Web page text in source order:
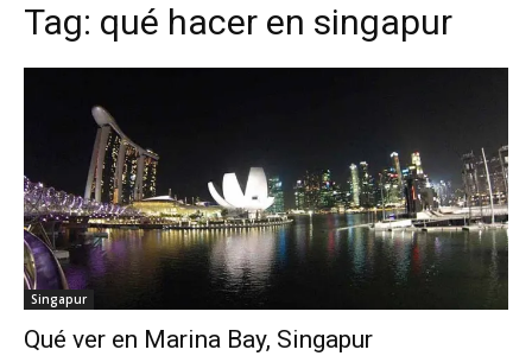
My
Tag: qué hacer en singapur
Singapur
Qué ver en Marina Bay, Singapur